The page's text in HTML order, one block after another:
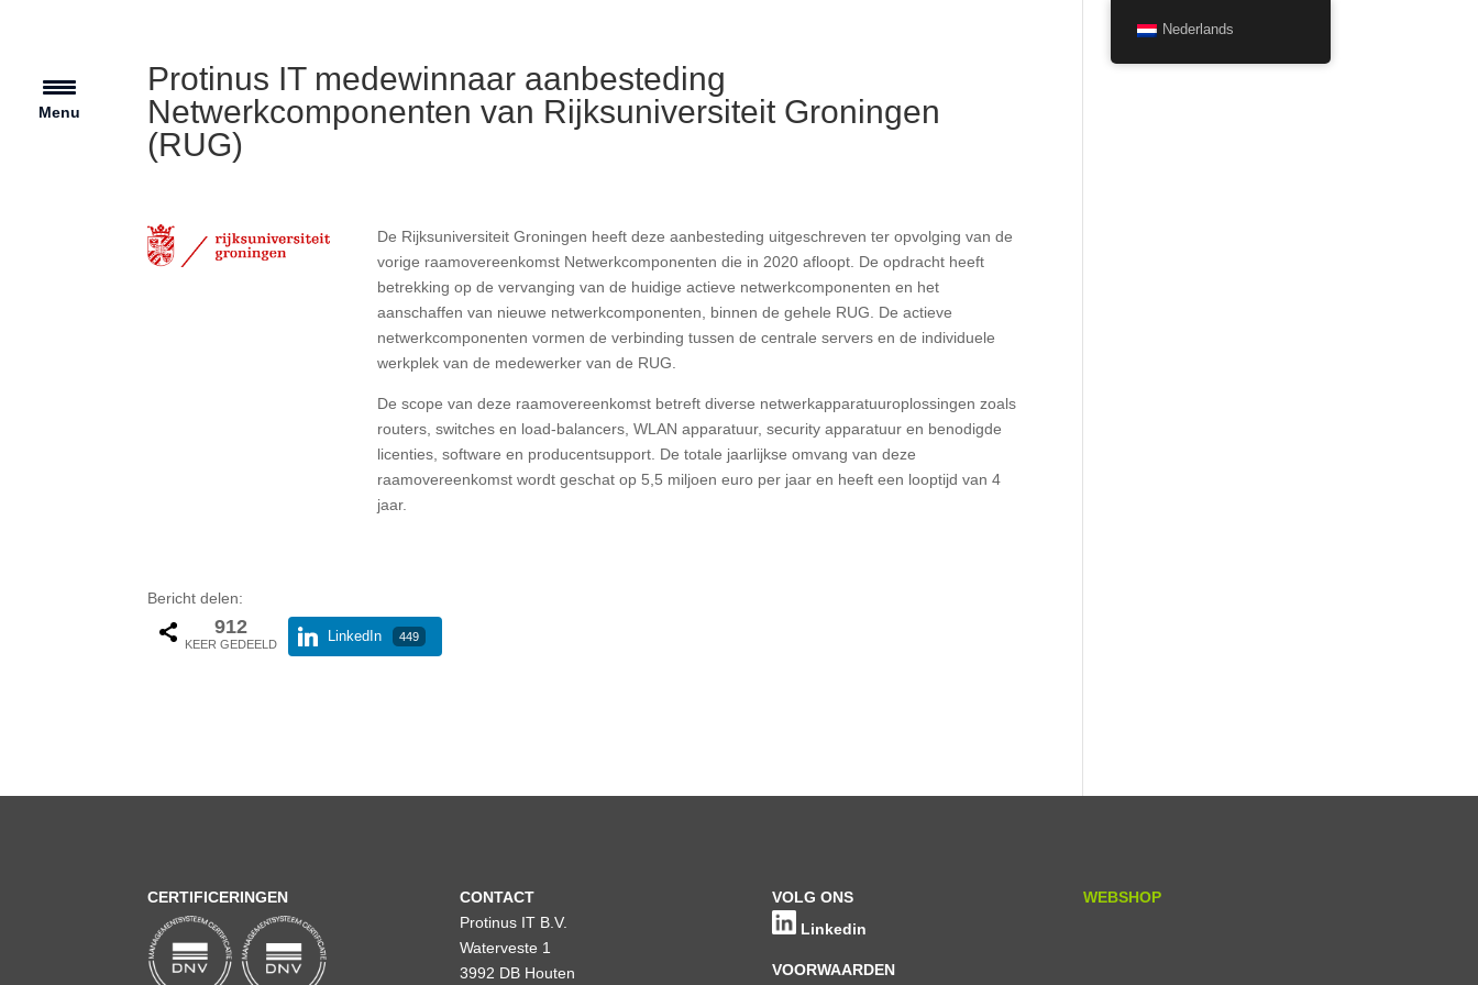
Protinus IT medewinnaar aanbesteding
Netwerkcomponenten van Rijksuniversiteit Groningen
(RUG)
De Rijksuniversiteit Groningen heeft deze aanbesteding uitgeschreven ter opvolging van de
vorige raamovereenkomst Netwerkcomponenten die in 2020 afloopt. De opdracht heeft
betrekking op de vervanging van de huidige actieve netwerkcomponenten en het
aanschaffen van nieuwe netwerkcomponenten, binnen de gehele RUG. De actieve
netwerkcomponenten vormen de verbinding tussen de centrale servers en de individuele
werkplek van de medewerker van de RUG.
De scope van deze raamovereenkomst betreft diverse netwerkapparatuuroplossingen zoals
routers, switches en load-balancers, WLAN apparatuur, security apparatuur en benodigde
licenties, software en producentsupport. De totale jaarlijkse omvang van deze
raamovereenkomst wordt geschat op 5,5 miljoen euro per jaar en heeft een looptijd van 4
jaar.
Bericht delen:
912
KEER GEDEELD
LinkedIn 449
CERTIFICERINGEN
CONTACT
Protinus IT B.V.
Waterveste 1
3992 DB Houten
VOLG ONS
Linkedin
VOORWAARDEN
WEBSHOP
Nederlands
Menu